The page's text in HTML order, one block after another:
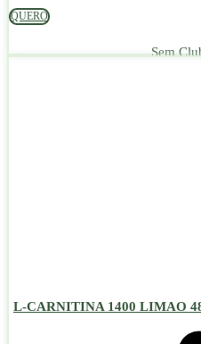
QUERO
Sem
L-CARNITINA 1400 LIMAO